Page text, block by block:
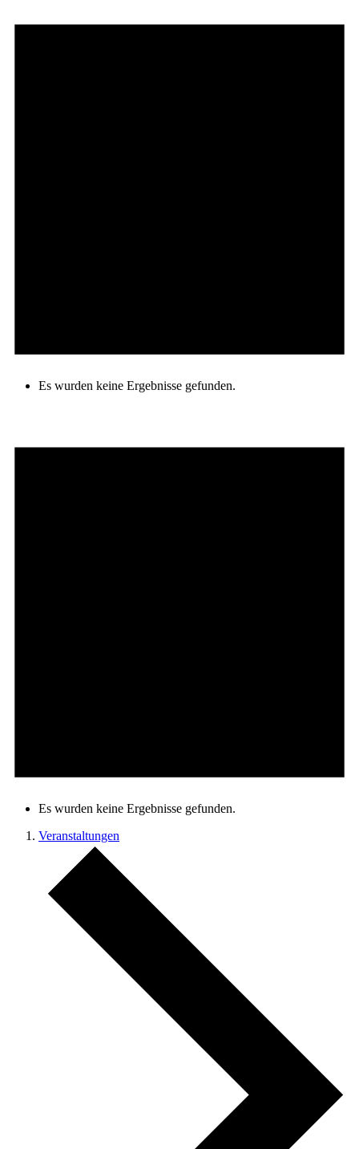
Es wurden keine Ergebnisse gefunden.
Es wurden keine Ergebnisse gefunden.
Veranstaltungen